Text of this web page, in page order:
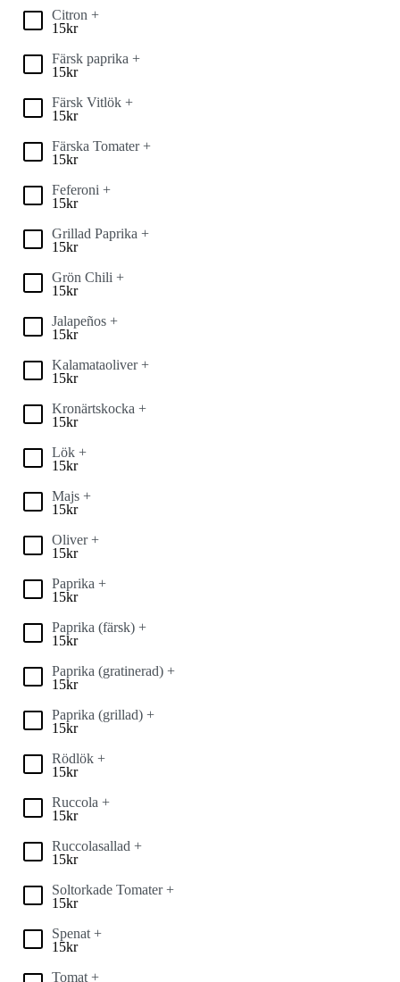
Citron +
15kr
Färsk paprika +
15kr
Färsk Vitlök +
15kr
Färska Tomater +
15kr
Feferoni +
15kr
Grillad Paprika +
15kr
Grön Chili +
15kr
Jalapeños +
15kr
Kalamataoliver +
15kr
Kronärtskocka +
15kr
Lök +
15kr
Majs +
15kr
Oliver +
15kr
Paprika +
15kr
Paprika (färsk) +
15kr
Paprika (gratinerad) +
15kr
Paprika (grillad) +
15kr
Rödlök +
15kr
Ruccola +
15kr
Ruccolasallad +
15kr
Soltorkade Tomater +
15kr
Spenat +
15kr
Tomat +